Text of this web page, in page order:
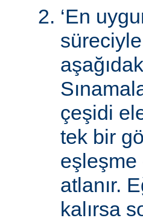
‘En
çeşidi
tek bir
eşleşme
atlanır.
kalırsa